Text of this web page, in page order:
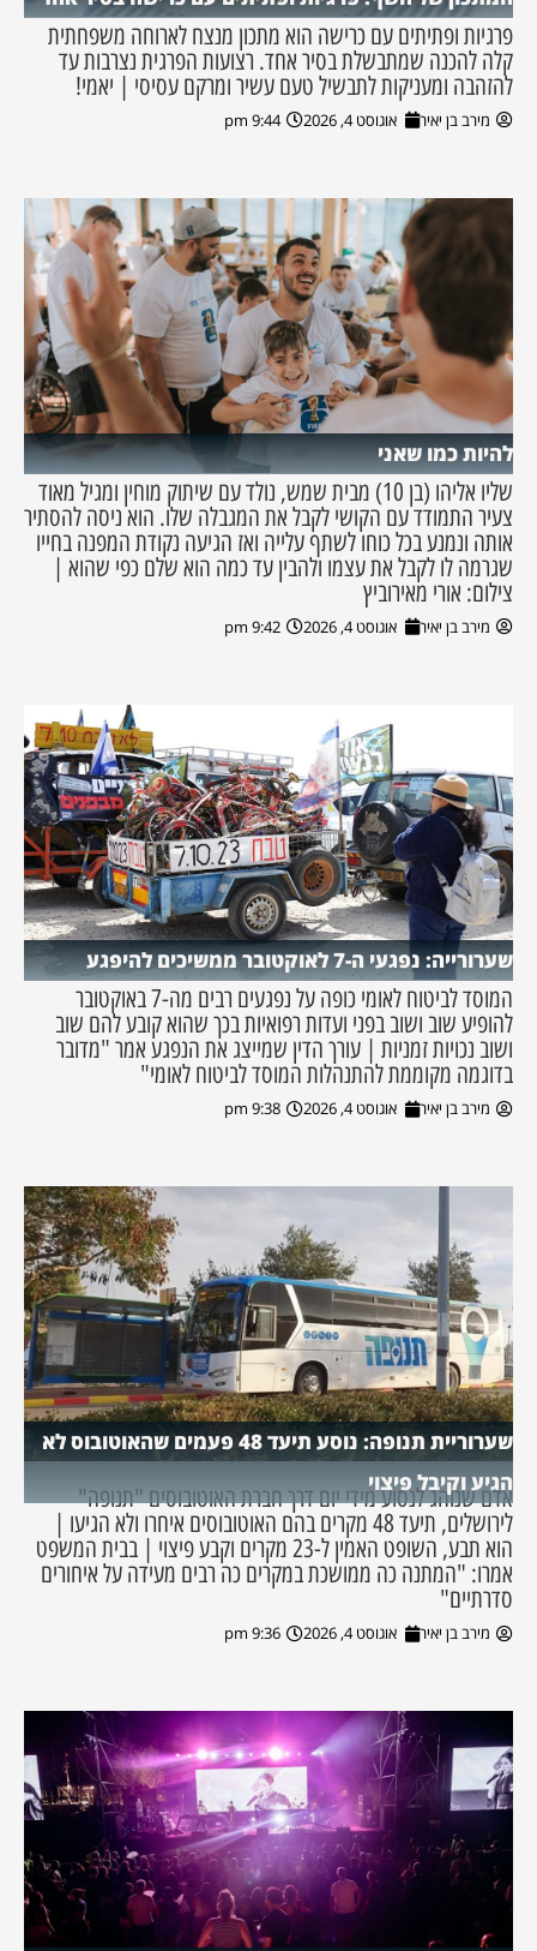
פרגיות ופתיתים עם כרישה הוא מתכון מנצח לארוחה משפחתית
קלה להכנה שמתבשלת בסיר אחד. רצועות הפרגית נצרבות עד
להזהבה ומעניקות לתבשיל טעם עשיר ומרקם עסיסי | יאמי!
מירב בן יאיר אוגוסט 4, 2026 9:44 pm
להיות כמו שאני
שליו אליהו (בן 10) מבית שמש, נולד עם שיתוק מוחין ומגיל מאוד
צעיר התמודד עם הקושי לקבל את המגבלה שלו. הוא ניסה להסתיר
אותה ונמנע בכל כוחו לשתף עלייה ואז הגיעה נקודת המפנה בחייו
שגרמה לו לקבל את עצמו ולהבין עד כמה הוא שלם כפי שהוא |
צילום: אורי מאירוביץ
מירב בן יאיר אוגוסט 4, 2026 9:42 pm
שערורייה: נפגעי ה-7 לאוקטובר ממשיכים להיפגע
המוסד לביטוח לאומי כופה על נפגעים רבים מה-7 באוקטובר
להופיע שוב ושוב בפני ועדות רפואיות בכך שהוא קובע להם שוב
ושוב נכויות זמניות | עורך הדין שמייצג את הנפגע אמר "מדובר
בדוגמה מקוממת להתנהלות המוסד לביטוח לאומי"
מירב בן יאיר אוגוסט 4, 2026 9:38 pm
שערוריית תנופה: נוסע תיעד 48 פעמים שהאוטובוס לא
הגיע וקיבל פיצוי
אדם שנוהג לנסוע מידי יום דרך חברת האוטובוסים "תנופה"
לירושלים, תיעד 48 מקרים בהם האוטובוסים איחרו ולא הגיעו |
הוא תבע, השופט האמין ל-23 מקרים וקבע פיצוי | בבית המשפט
אמרו: "המתנה כה ממושכת במקרים כה רבים מעידה על איחורים
סדרתיים"
מירב בן יאיר אוגוסט 4, 2026 9:36 pm